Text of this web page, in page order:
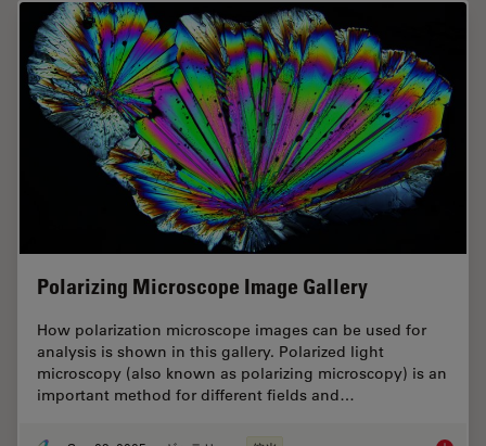
Polarizing Microscope Image Gallery
How polarization microscope images can be used for
analysis is shown in this gallery. Polarized light
microscopy (also known as polarizing microscopy) is an
important method for different fields and…